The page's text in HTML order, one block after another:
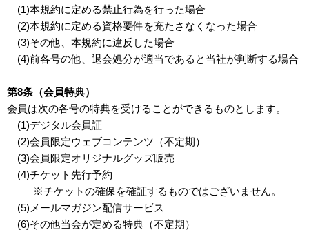
(1)本規約に定める禁止行為を行った場合
(2)本規約に定める資格要件を充たさなくなった場合
(3)その他、本規約に違反した場合
(4)前各号の他、退会処分が適当であると当社が判断する場合
第8条（会員特典）
会員は次の各号の特典を受けることができるものとします。
(1)デジタル会員証
(2)会員限定ウェブコンテンツ（不定期）
(3)会員限定オリジナルグッズ販売
(4)チケット先行予約
※チケットの確保を確証するものではございません。
(5)メールマガジン配信サービス
(6)その他当会が定める特典（不定期）